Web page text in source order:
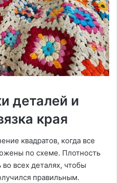
деталей и
края
квадратов, когда все
по схеме․ Плотность
всех деталях, чтобы
правильным․